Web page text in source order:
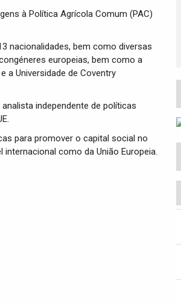
à Política Agrícola Comum (PAC)
nacionalidades, bem como diversas
europeias, bem como a
a Universidade de Coventry
independente de políticas
para promover o capital social no
como da União Europeia.